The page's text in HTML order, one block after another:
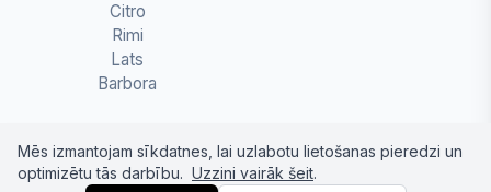
Citro
Rimi
Lats
Barbora
Mēs izmantojam sīkdatnes, lai uzlabotu lietošanas pieredzi un
optimizētu tās darbību. Uzzini vairāk šeit.